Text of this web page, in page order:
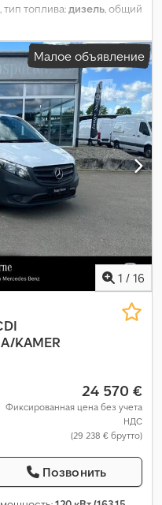
, тип топлива:дизель , общий
мест:3, Оборудование:
система, сажевый
программа
Малое объявление
1 / 16
KAMER
24 570 €
Фиксированная цена без учета
НДС
(29 238 € брутто)
Позвонить